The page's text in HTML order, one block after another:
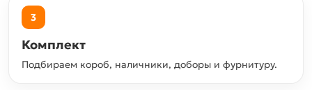
3
Комплект
Подбираем короб, наличники, доборы и фурнитуру.